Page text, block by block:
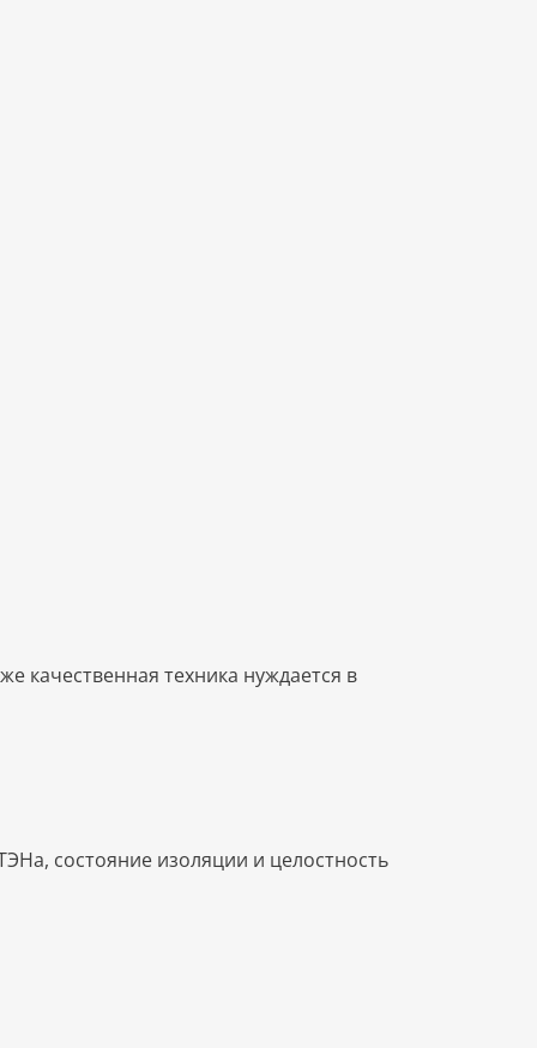
качественная техника нуждается в
состояние изоляции и целостность